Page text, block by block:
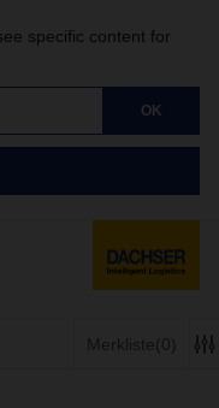
specific content for
OK
Merkliste(0)